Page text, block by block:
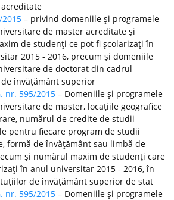
2015 – privind domeniile şi programele
de master acreditate şi
de studenţi ce pot fi şcolarizaţi în
2015 - 2016, precum şi domeniile
de doctorat din cadrul
învăţământ superior
nr. 595/2015 – Domeniile şi programele
de master, locaţiile geografice
numărul de credite de studii
pentru fiecare program de studii
formă de învăţământ sau limbă de
şi numărul maxim de studenţi care
în anul universitar 2015 - 2016, în
de învăţământ superior de stat
nr. 595/2015 – Domeniile şi programele